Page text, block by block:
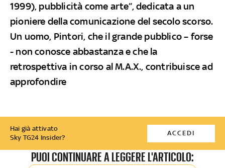
1999), pubblicità come arte”, dedicata a un
pioniere della comunicazione del secolo scorso.
Un uomo, Pintori, che il grande pubblico – forse
- non conosce abbastanza e che la
retrospettiva in corso al M.A.X., contribuisce ad
approfondire
Hai già attivato
Sky TG24 Insider?
ACCEDI
PUOI CONTINUARE A LEGGERE L'ARTICOLO: